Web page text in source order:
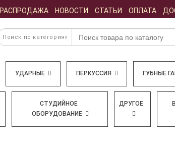
РАСПРОДАЖА НОВОСТИ СТАТЬИ ОПЛАТА
УДАРНЫЕ ПЕРКУССИЯ ГУБНЫЕ
СТУДИЙНОЕ
ОБОРУДОВАНИЕ
ДРУГОЕ